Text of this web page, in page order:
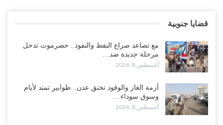
إسكات الصوت الحضرمي..!
أغسطس 8, 2026
المحافظ الجنيدي يحذر من خطورة المخططات السعودية على ابناء
الجنوب..!
أغسطس 8, 2026
قضايا جنوبية
مع تصاعد صراع النفط والنفوذ.. حضرموت تدخل
مرحلة جديدة ضد…
أغسطس 8, 2026
أزمة الغاز والوقود تخنق عدن.. طوابير تمتد لأيام
وسوق سوداء…
أغسطس 8, 2026